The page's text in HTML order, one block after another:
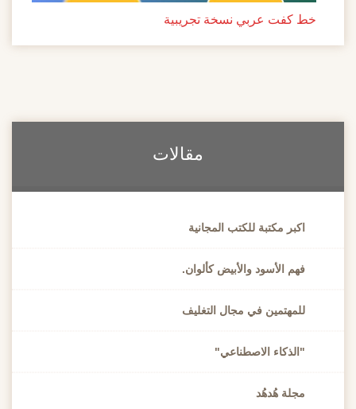
خط كفت عربي نسخة تجريبية
مقالات
اكبر مكتبة للكتب المجانية
فهم الأسود والأبيض كألوان.
للمهتمين في مجال التغليف
"الذكاء الاصطناعي"
مجلة هُدهُد